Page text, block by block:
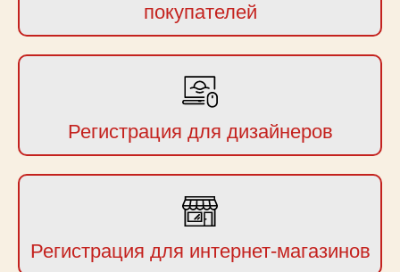
покупателей
Регистрация для дизайнеров
Регистрация для интернет-магазинов